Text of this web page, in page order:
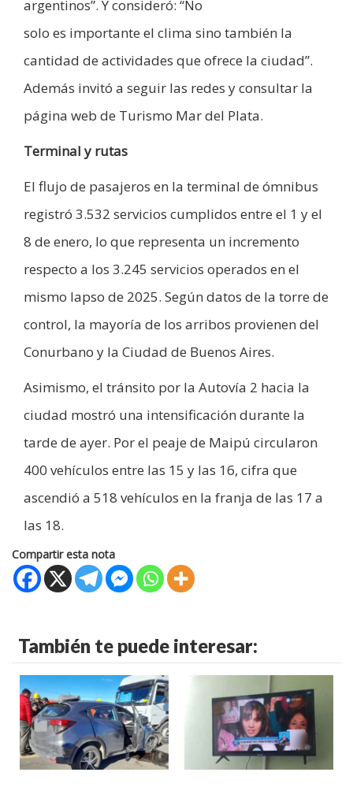
argentinos”. Y consideró: “No
solo es importante el clima sino también la
cantidad de actividades que ofrece la ciudad”.
Además invitó a seguir las redes y consultar la
página web de Turismo Mar del Plata.
Terminal y rutas
El flujo de pasajeros en la terminal de ómnibus
registró 3.532 servicios cumplidos entre el 1 y el
8 de enero, lo que representa un incremento
respecto a los 3.245 servicios operados en el
mismo lapso de 2025. Según datos de la torre de
control, la mayoría de los arribos provienen del
Conurbano y la Ciudad de Buenos Aires.
Asimismo, el tránsito por la Autovía 2 hacia la
ciudad mostró una intensificación durante la
tarde de ayer. Por el peaje de Maipú circularon
400 vehículos entre las 15 y las 16, cifra que
ascendió a 518 vehículos en la franja de las 17 a
las 18.
Compartir esta nota
También te puede interesar: